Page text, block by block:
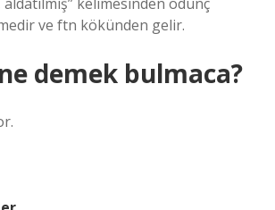
ve ftn kökünden gelir.
demek bulmaca?